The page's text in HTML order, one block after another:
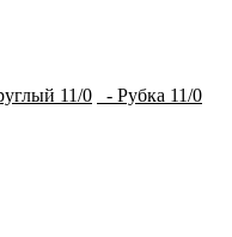
11/0 - Рубка 11/0